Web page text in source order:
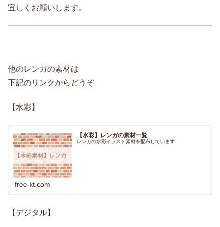
宜しくお願いします。
他のレンガの素材は
下記のリンクからどうぞ
【水彩】
【水彩】レンガの素材一覧
レンガの水彩イラスト素材を配布しています
free-kt.com
【デジタル】